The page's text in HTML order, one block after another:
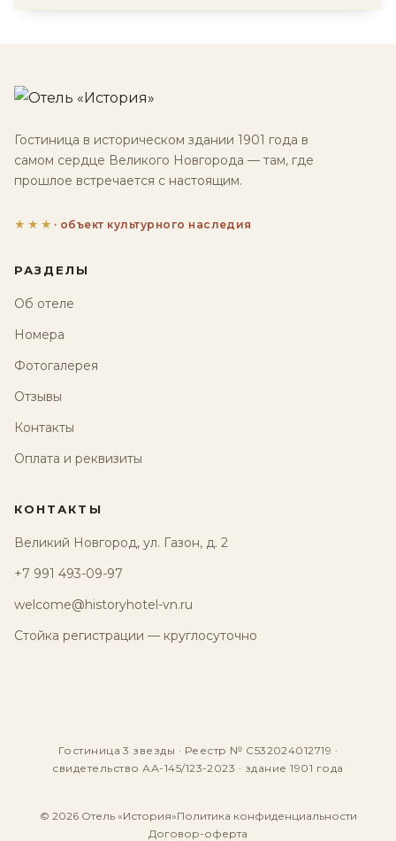
Гостиница в историческом здании 1901 года в
самом сердце Великого Новгорода — там, где
прошлое встречается с настоящим.
★★★ · объект культурного наследия
РАЗДЕЛЫ
Об отеле
Номера
Фотогалерея
Отзывы
Контакты
Оплата и реквизиты
КОНТАКТЫ
Великий Новгород, ул. Газон, д. 2
+7 991 493-09-97
welcome@historyhotel-vn.ru
Стойка регистрации — круглосуточно
Гостиница 3 звезды · Реестр № С532024012719 ·
свидетельство АА-145/123-2023 · здание 1901 года
© 2026 Отель «История»Политика конфиденциальности
Договор-оферта